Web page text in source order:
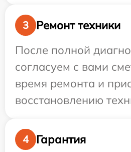
3
Ремонт техники
После полной
согласуем с вами
время ремонта и
восстановлению
4
Гарантия